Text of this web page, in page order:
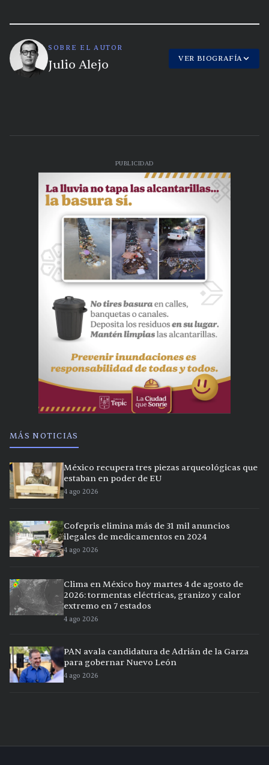
SOBRE EL AUTOR
Julio Alejo VER BIOGRAFÍA
PUBLICIDAD
MÁS NOTICIAS
México recupera tres piezas arqueológicas que
estaban en poder de EU
4 ago 2026
Cofepris elimina más de 31 mil anuncios
ilegales de medicamentos en 2024
4 ago 2026
Clima en México hoy martes 4 de agosto de
2026: tormentas eléctricas, granizo y calor
extremo en 7 estados
4 ago 2026
PAN avala candidatura de Adrián de la Garza
para gobernar Nuevo León
4 ago 2026